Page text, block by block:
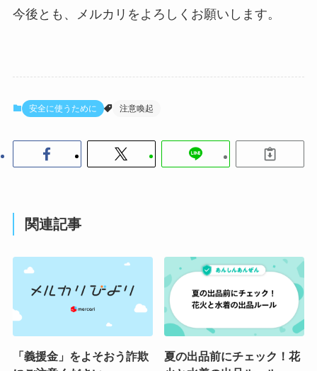
今後とも、メルカリをよろしくお願いします。
安全に使うために 注意喚起
関連記事
「義援金」をよそおう詐欺
夏の出品前にチェック！花